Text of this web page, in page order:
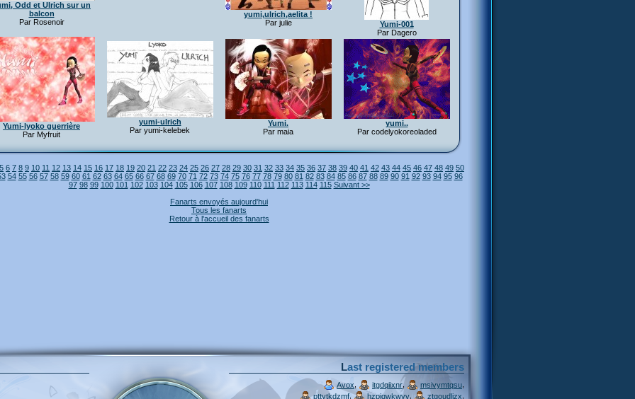
Odd et Ulrich sur un
balcon
Par Rosenoir
yumi,ulrich,aelita !
Par julie
Yumi-001
Par Dagero
Yumi-lyoko guerrière
Par Myfruit
yumi-ulrich
Par yumi-kelebek
Yumi.
Par maia
yumi..
Par codelyokoreoladed
5 6 7 8 9 10 11 12 13 14 15 16 17 18 19 20 21 22 23 24 25 26 27 28 29 30 31 32 33 34 35 36 37 38 39 40 41 42 43 44 45 46 47 48 49 50
54 55 56 57 58 59 60 61 62 63 64 65 66 67 68 69 70 71 72 73 74 75 76 77 78 79 80 81 82 83 84 85 86 87 88 89 90 91 92 93 94 95 96
97 98 99 100 101 102 103 104 105 106 107 108 109 110 111 112 113 114 115 Suivant >>
Fanarts envoyés aujourd'hui
Tous les fanarts
Retour à l'accueil des fanarts
Last registered members
Avox itgdqiixnr, msivymtqsu
pttytkdzmf, hzpjqwkwvv ztgoudljzx